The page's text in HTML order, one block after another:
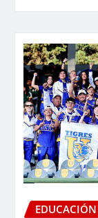
EDUCACIÓN